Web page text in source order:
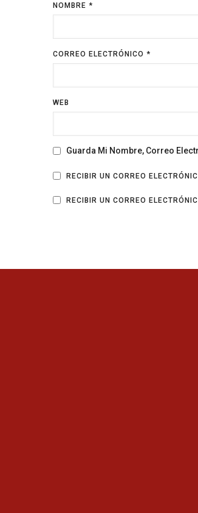
NOMBRE *
CORREO ELECTRÓNICO *
WEB
Guarda Mi Nombre, Correo
RECIBIR UN CORREO
RECIBIR UN CORREO